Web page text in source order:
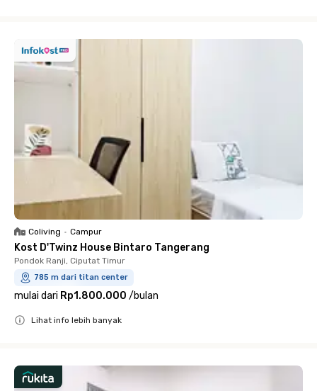
Coliving • Campur
Kost D'Twinz House Bintaro Tangerang
Pondok Ranji, Ciputat Timur
785 m dari titan center
mulai dari Rp1.800.000 /bulan
Lihat info lebih banyak